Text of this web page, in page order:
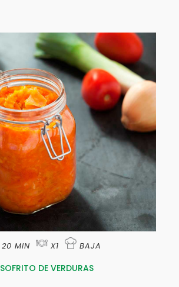
20 MIN X1 BAJA
SOFRITO DE VERDURAS